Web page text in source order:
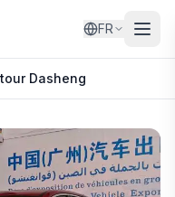
FR
Dasheng